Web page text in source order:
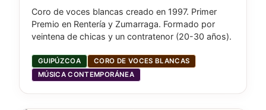
Coro de voces blancas creado en 1997. Primer
Premio en Rentería y Zumarraga. Formado por
veintena de chicas y un contratenor (20-30 años).
GUIPÚZCOA
CORO DE VOCES BLANCAS
MÚSICA CONTEMPORÁNEA